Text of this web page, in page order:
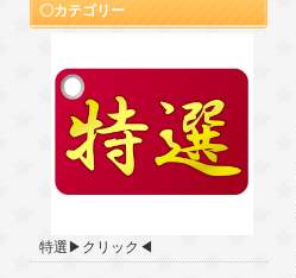
カテゴリー
特選▶クリック◀